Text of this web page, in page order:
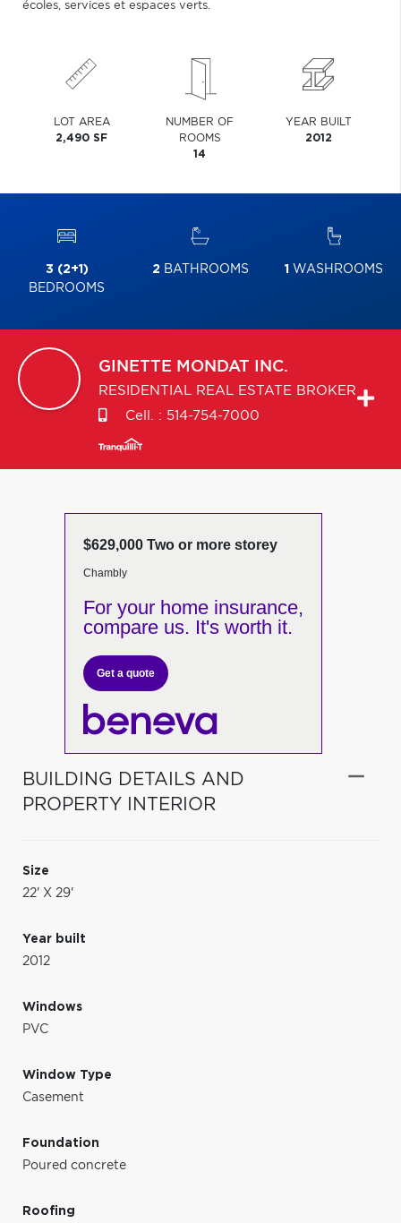
écoles, services et espaces verts.
LOT AREA
2,490 SF
NUMBER OF
ROOMS
14
YEAR BUILT
2012
3 (2+1)
BEDROOMS
2BATHROOMS 1 WASHROOMS
GINETTE MONDAT INC.
RESIDENTIAL REAL ESTATE BROKER
Cell. : 514-754-7000
$629,000 Two or more storey
Chambly
For your home insurance,
compare us. It's worth it.
Get a quote
BUILDING DETAILS AND
PROPERTY INTERIOR
Size
22' X 29'
Year built
2012
Windows
PVC
Window Type
Casement
Foundation
Poured concrete
Roofing